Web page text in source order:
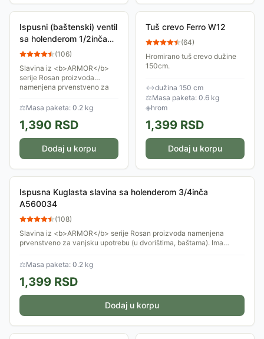
Ispusni (baštenski) ventil
sa holenderom 1/2inča
A03012 (106)
Slavina iz <b>ARMOR</b>
serije Rosan proizvoda
namenjena prvenstveno za
dvorištima, baštama). Ima
mlaz...
⚖Masa paketa: 0.2 kg
1,390 RSD
Dodaj u korpu
Tuš crevo Ferro W12
(64)
Hromirano tuš crevo dužine
150cm.
↔dužina 150 cm
⚖Masa paketa: 0.6 kg
◈hrom
1,399 RSD
Dodaj u korpu
Ispusna Kuglasta slavina sa holenderom 3/4inča
A560034
(108)
Slavina iz <b>ARMOR</b> serije Rosan proizvoda namenjena
prvenstveno za vanjsku upotrebu (u dvorištima, baštama). Ima
⚖Masa paketa: 0.2 kg
1,399 RSD
Dodaj u korpu